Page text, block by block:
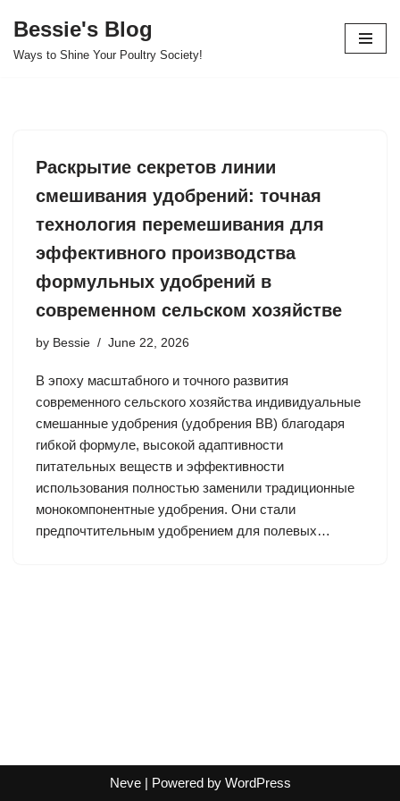
Skip
Bessie's Blog
Ways to Shine Your Poultry Society!
Раскрытие секретов линии
смешивания удобрений: точная
технология перемешивания для
эффективного производства
формульных удобрений в
современном сельском хозяйстве
by Bessie June 22, 2026
В эпоху масштабного и точного развития
современного сельского хозяйства индивидуальные
смешанные удобрения (удобрения BB) благодаря
гибкой формуле, высокой адаптивности
питательных веществ и эффективности
использования полностью заменили традиционные
монокомпонентные удобрения. Они стали
предпочтительным удобрением для полевых…
Neve| Powered by WordPress